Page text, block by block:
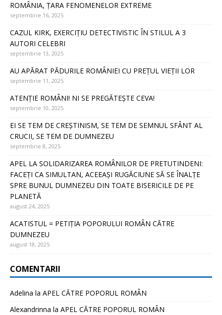
ROMÂNIA, ȚARA FENOMENELOR EXTREME
septembrie 16, 2025
CAZUL KIRK, EXERCIȚIU DETECTIVISTIC ÎN STILUL A 3
AUTORI CELEBRI
septembrie 13, 2025
AU APĂRAT PĂDURILE ROMÂNIEI CU PREȚUL VIEȚII LOR
septembrie 11, 2025
ATENȚIE ROMÂNI! NI SE PREGĂTEȘTE CEVA!
septembrie 10, 2025
EI SE TEM DE CREȘTINISM, SE TEM DE SEMNUL SFÂNT AL
CRUCII, SE TEM DE DUMNEZEU
septembrie 8, 2025
APEL LA SOLIDARIZAREA ROMÂNILOR DE PRETUTINDENI:
FACEȚI CA SIMULTAN, ACEEAȘI RUGĂCIUNE SĂ SE ÎNALȚE
SPRE BUNUL DUMNEZEU DIN TOATE BISERICILE DE PE
PLANETĂ
august 24, 2025
ACATISTUL = PETIȚIA POPORULUI ROMÂN CĂTRE
DUMNEZEU
august 18, 2025
COMENTARII
Adelina la APEL CĂTRE POPORUL ROMÂN
Alexandrinna la APEL CĂTRE POPORUL ROMÂN